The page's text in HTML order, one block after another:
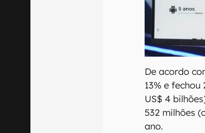
De acordo
13% e
US$ 4
532 milhões
ano.